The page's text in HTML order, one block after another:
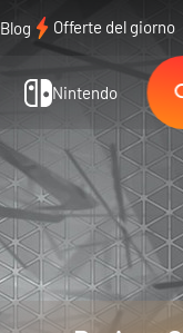
Blog Offerte del giorno
Nintendo